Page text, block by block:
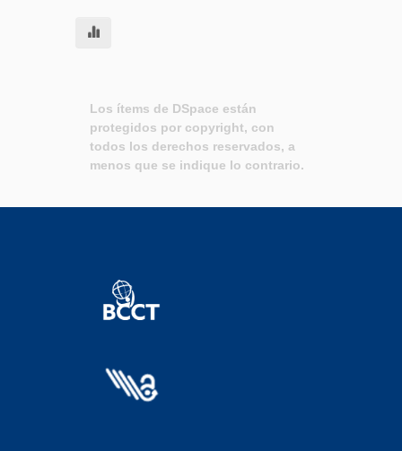
Los ítems de DSpace están
protegidos por copyright, con
todos los derechos reservados, a
menos que se indique lo contrario.